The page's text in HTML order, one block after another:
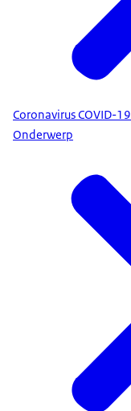
Coronavirus COVID-19
Onderwerp